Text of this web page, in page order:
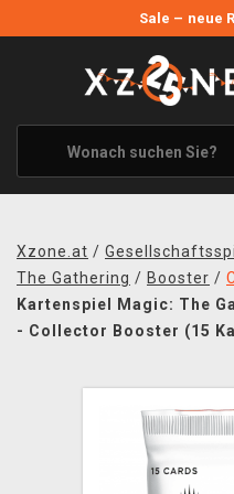
Sale – neue
ANGEBOTE
ALLE MARKEN
XZONE ORIGINALS
KLEIDUNG &
BÜCHER & COMICS
BRETT- UND
Xzone.at /
The Gathering / Booster /
Kartenspiel Magic: The
- Collector Booster (15